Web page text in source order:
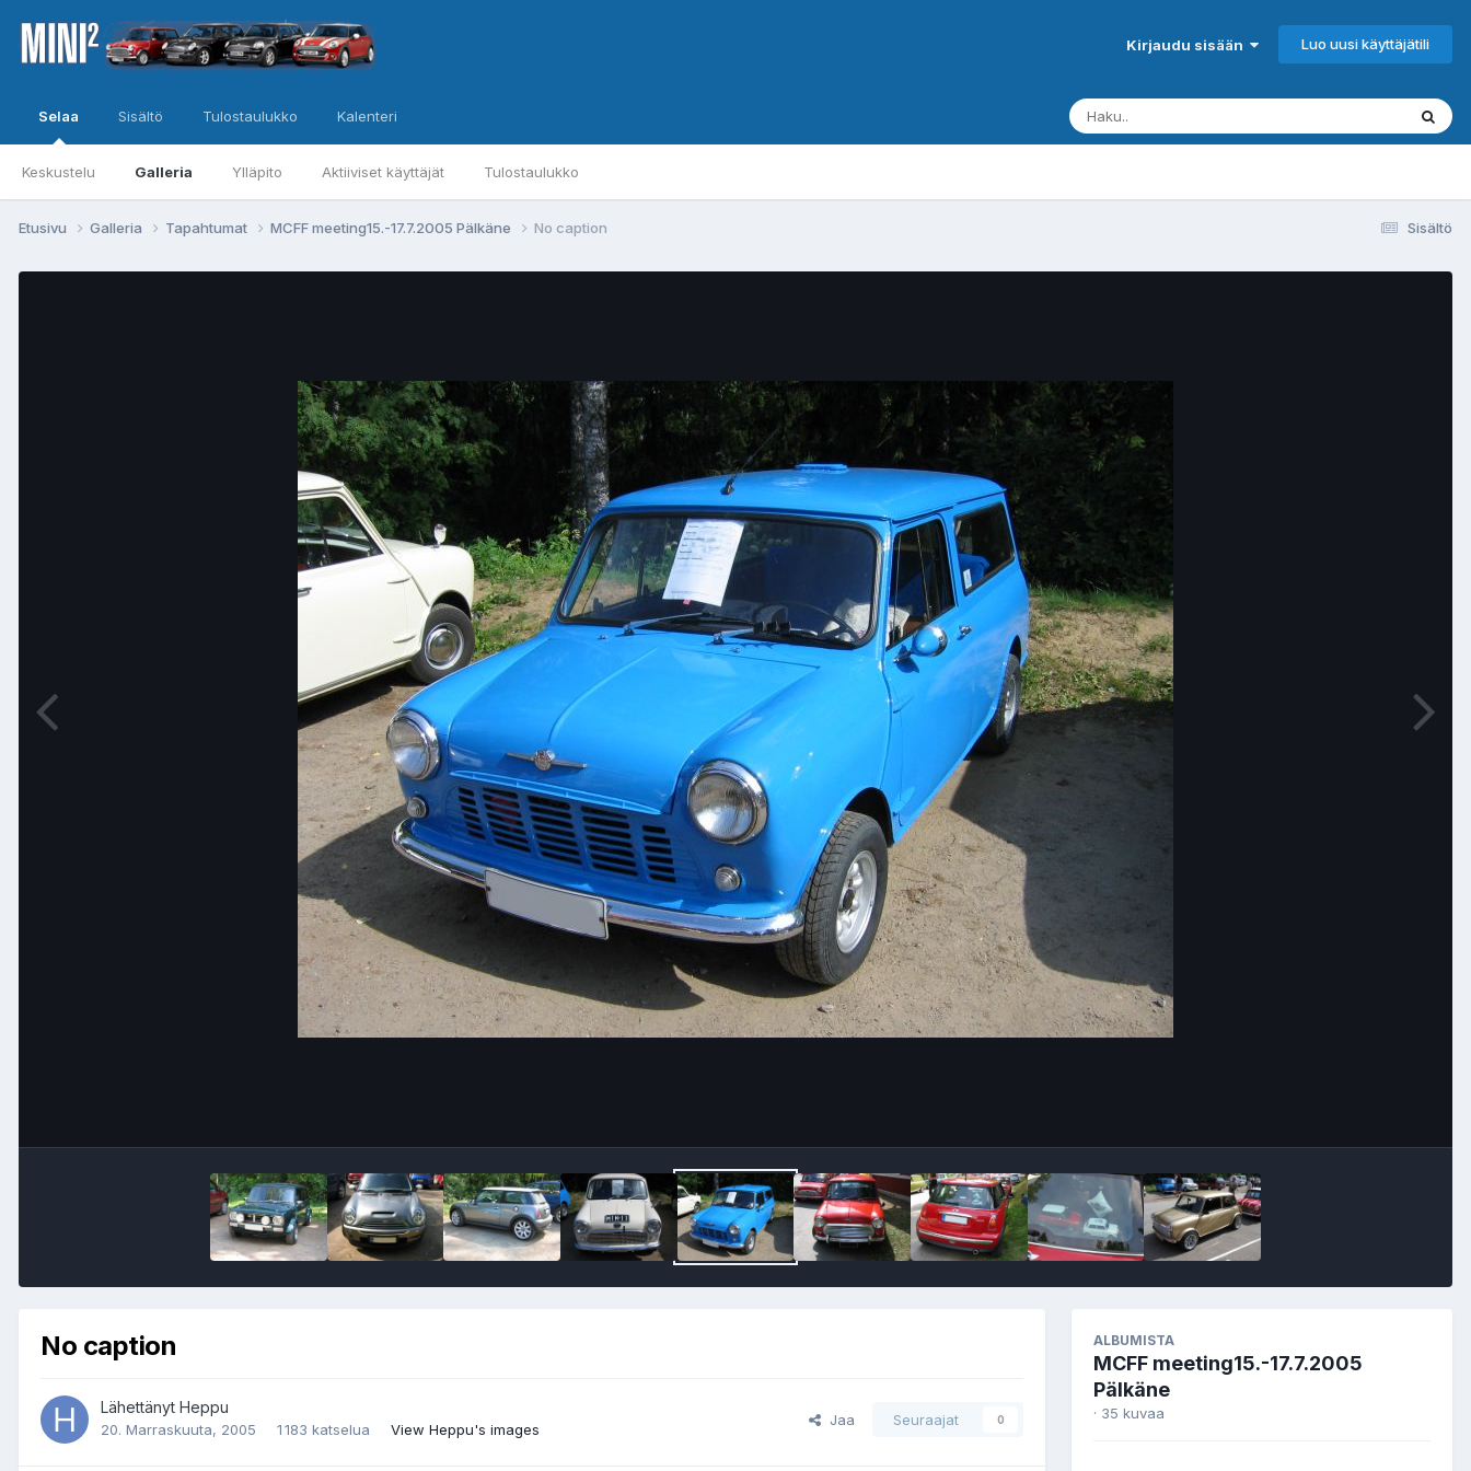
Kirjaudu sisään Luo uusi käyttäjätili
Selaa
Keskustelu Galleria Ylläpito Aktiiviset käyttäjät Tulostaulukko
Sisältö Tulostaulukko Kalenteri
Sisältö
Etusivu Galleria Tapahtumat MCFF meeting15.-17.7.2005 Pälkäne No caption
No caption
Lähettänyt Heppu
20. Marraskuuta, 2005 1 183 katselua View Heppu's images
Jaa Seuraajat 0
ALBUMISTA
MCFF meeting15.-17.7.2005
Pälkäne
· 35 kuvaa